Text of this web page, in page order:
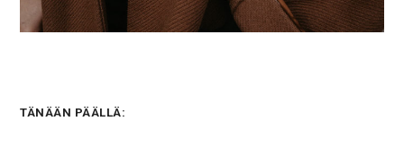
TÄNÄÄN PÄÄLLÄ: